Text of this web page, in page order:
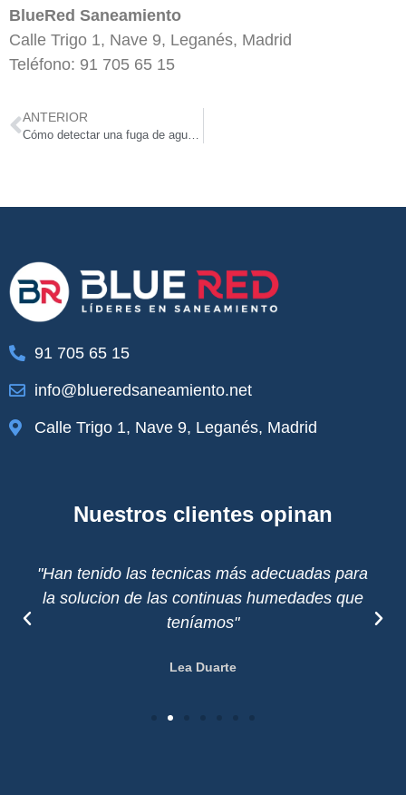
BlueRed Saneamiento
Calle Trigo 1, Nave 9, Leganés, Madrid
Teléfono: 91 705 65 15
ANTERIOR
Cómo detectar una fuga de agua oculta antes de que provoque daños graves
91 705 65 15
info@blueredsaneamiento.net
Calle Trigo 1, Nave 9, Leganés, Madrid
Nuestros clientes opinan
"Han tenido las tecnicas más adecuadas para
la solucion de las continuas humedades que
teníamos"
Lea Duarte